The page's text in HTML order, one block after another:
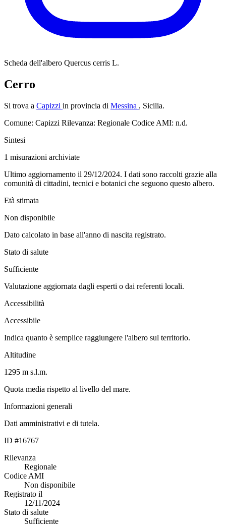
Scheda dell'albero Quercus cerris L.
Cerro
Si trova a Capizzi in provincia di Messina , Sicilia.
Comune: Capizzi Rilevanza: Regionale Codice AMI: n.d.
Sintesi
1 misurazioni archiviate
Ultimo aggiornamento il 29/12/2024. I dati sono raccolti grazie alla
comunità di cittadini, tecnici e botanici che seguono questo albero.
Età stimata
Non disponibile
Dato calcolato in base all'anno di nascita registrato.
Stato di salute
Sufficiente
Valutazione aggiornata dagli esperti o dai referenti locali.
Accessibilità
Accessibile
Indica quanto è semplice raggiungere l'albero sul territorio.
Altitudine
1295 m s.l.m.
Quota media rispetto al livello del mare.
Informazioni generali
Dati amministrativi e di tutela.
ID #16767
Rilevanza
Regionale
Codice AMI
Non disponibile
Registrato il
12/11/2024
Stato di salute
Sufficiente